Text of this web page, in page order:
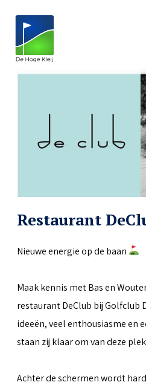
Restaurant
Nieuwe energie op de baan
Maak kennis met Bas en
restaurant DeClub bij Golfclub
ideeën, veel enthousiasme en
staan zij klaar om van deze
Achter de schermen wordt